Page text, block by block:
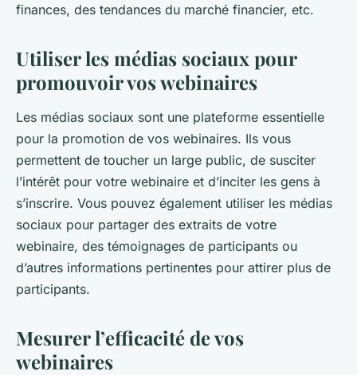
finances, des tendances du marché financier, etc.
Utiliser les médias sociaux pour
promouvoir vos webinaires
Les médias sociaux sont une plateforme essentielle
pour la promotion de vos webinaires. Ils vous
permettent de toucher un large public, de susciter
l’intérêt pour votre webinaire et d’inciter les gens à
s’inscrire. Vous pouvez également utiliser les médias
sociaux pour partager des extraits de votre
webinaire, des témoignages de participants ou
d’autres informations pertinentes pour attirer plus de
participants.
Mesurer l’efficacité de vos
webinaires